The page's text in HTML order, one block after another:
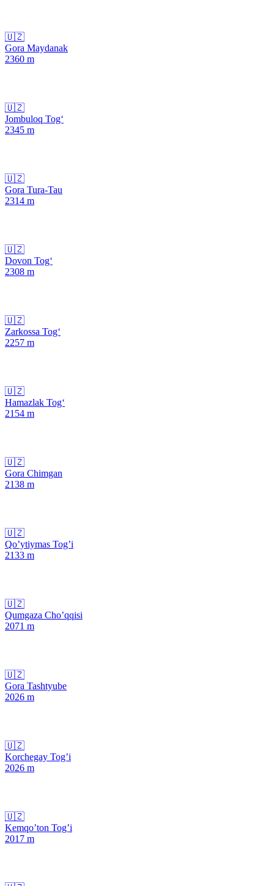
🇺🇿
Gora Maydanak
2360 m
🇺🇿
Jombuloq Tog‘
2345 m
🇺🇿
Gora Tura-Tau
2314 m
🇺🇿
Dovon Tog‘
2308 m
🇺🇿
Zarkossa Tog‘
2257 m
🇺🇿
Hamazlak Tog‘
2154 m
🇺🇿
Gora Chimgan
2138 m
🇺🇿
Qo’ytiymas Tog’i
2133 m
🇺🇿
Qumgaza Cho’qqisi
2071 m
🇺🇿
Gora Tashtyube
2026 m
🇺🇿
Korchegay Tog’i
2026 m
🇺🇿
Kemqo’ton Tog’i
2017 m